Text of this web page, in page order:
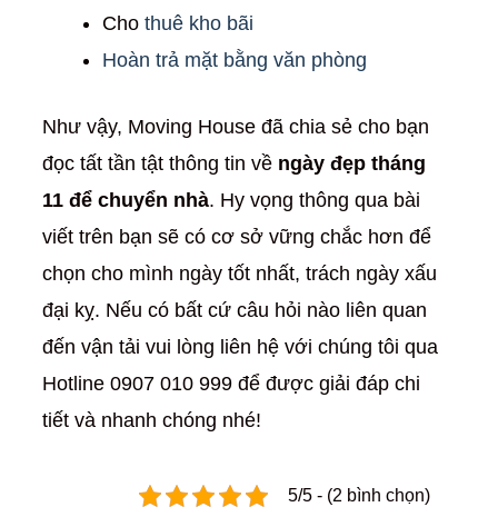
Cho thuê kho bãi
Hoàn trả mặt bằng văn phòng
Như vậy, Moving House đã chia sẻ cho bạn
đọc tất tần tật thông tin về ngày đẹp tháng
11 để chuyển nhà. Hy vọng thông qua bài
viết trên bạn sẽ có cơ sở vững chắc hơn để
chọn cho mình ngày tốt nhất, trách ngày xấu
đại kỵ. Nếu có bất cứ câu hỏi nào liên quan
đến vận tải vui lòng liên hệ với chúng tôi qua
Hotline 0907 010 999 để được giải đáp chi
tiết và nhanh chóng nhé!
5/5 - (2 bình chọn)